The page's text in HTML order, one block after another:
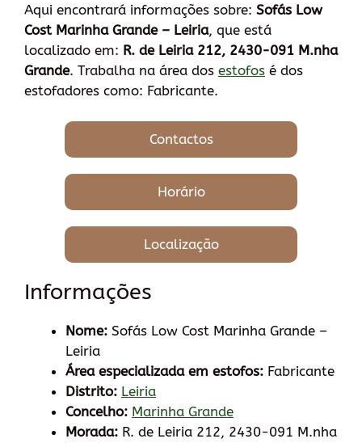
Aqui encontrará informações sobre: Sofás Low
Cost Marinha Grande – Leiria, que está
localizado em: R. de Leiria 212, 2430-091 M.nha
Grande. Trabalha na área dos estofos é dos
estofadores como: Fabricante.
Contactos
Horário
Localização
Informações
Nome: Sofás Low Cost Marinha Grande –
Leiria
Área especializada em estofos: Fabricante
Distrito: Leiria
Concelho: Marinha Grande
Morada: R. de Leiria 212, 2430-091 M.nha